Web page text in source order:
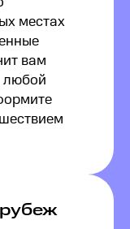
местах
вам
любой